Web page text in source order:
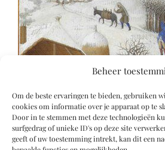
Beheer
Om de beste ervaringen te bieden, gebruiken
cookies om informatie over je apparaat op te
Door in te stemmen met deze technologieën
surfgedrag of unieke ID's op deze site
geeft of uw toestemming intrekt, kan dit een